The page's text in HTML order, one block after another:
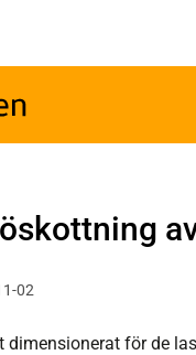
02
dimensionerat för de